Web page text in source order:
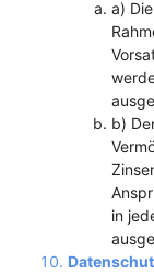
a)
b)
in